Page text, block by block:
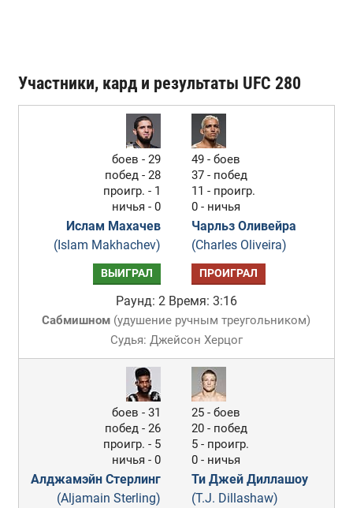
Участники, кард и результаты UFC 280
боев - 29
побед - 28
проигр. - 1
ничья - 0
Ислам Махачев
(Islam Makhachev)
49 - боев
37 - побед
11 - проигр.
0 - ничья
Чарльз Оливейра
(Charles Oliveira)
ВЫИГРАЛ ПРОИГРАЛ
Раунд: 2 Время: 3:16
Сабмишном (удушение ручным треугольником)
Судья: Джейсон Херцог
боев - 31
побед - 26
проигр. - 5
ничья - 0
Алджамэйн Стерлинг
(Aljamain Sterling)
25 - боев
20 - побед
5 - проигр.
0 - ничья
Ти Джей Диллашоу
(T.J. Dillashaw)